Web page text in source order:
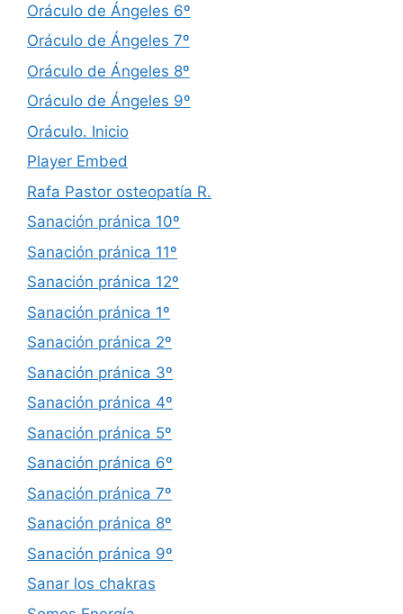
Oráculo de Ángeles 6º
Oráculo de Ángeles 7º
Oráculo de Ángeles 8º
Oráculo de Ángeles 9º
Oráculo. Inicio
Player Embed
Rafa Pastor osteopatía R.
Sanación pránica 10º
Sanación pránica 11º
Sanación pránica 12º
Sanación pránica 1º
Sanación pránica 2º
Sanación pránica 3º
Sanación pránica 4º
Sanación pránica 5º
Sanación pránica 6º
Sanación pránica 7º
Sanación pránica 8º
Sanación pránica 9º
Sanar los chakras